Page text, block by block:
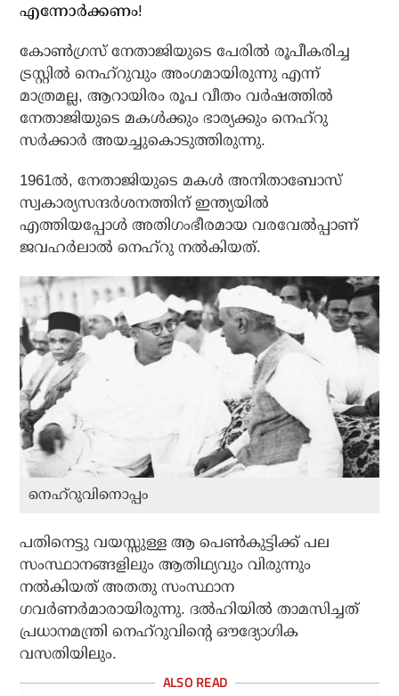
എന്നോര്‍ക്കണം!
കോണ്‍ഗ്രസ് നേതാജിയുടെ പേരില്‍ രൂപീകരിച്ച
ട്രസ്റ്റില്‍ നെഹ്‌റുവും അംഗമായിരുന്നു എന്ന്
മാത്രമല്ല, ആറായിരം രൂപ വീതം വര്‍ഷത്തില്‍
നേതാജിയുടെ മകള്‍ക്കും ഭാര്യക്കും നെഹ്റു
സര്‍ക്കാര്‍ അയച്ചുകൊടുത്തിരുന്നു.
1961ല്‍, നേതാജിയുടെ മകള്‍ അനിതാബോസ്
സ്വകാര്യസന്ദര്‍ശനത്തിന് ഇന്ത്യയില്‍
എത്തിയപ്പോള്‍ അതിഗംഭീരമായ വരവേല്‍പ്പാണ്
ജവഹര്‍ലാല്‍ നെഹ്റു നല്‍കിയത്.
നെഹ്‌റുവിനൊപ്പം
പതിനെട്ടു വയസ്സുള്ള ആ പെണ്‍കുട്ടിക്ക് പല
സംസ്ഥാനങ്ങളിലും ആതിഥ്യവും വിരുന്നും
നല്‍കിയത് അതതു സംസ്ഥാന
ഗവര്‍ണര്‍മാരായിരുന്നു. ദല്‍ഹിയില്‍ താമസിച്ചത്
പ്രധാനമന്ത്രി നെഹ്‌റുവിന്റെ ഔദ്യോഗിക
വസതിയിലും.